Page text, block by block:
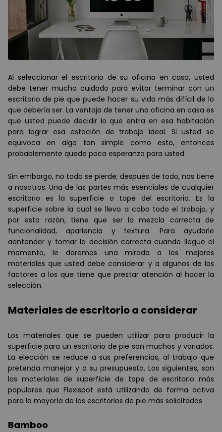
Al seleccionar el escritorio de su oficina en casa, usted
debe tener mucho cuidado para evitar terminar con un
escritorio de pie que puede hacer su vida más difícil de lo
que debería ser. La ventaja de tener una oficina en casa es
que usted puede decidir lo que entra en esa habitación
para lograr esa estación de trabajo ideal. Si usted se
equivoca en algo tan simple como esto, entonces
probablemente quede poca esperanza para usted.
Sin embargo, no todo se pierde; después de todo, nos tiene
a nosotros. Una de las partes más esenciales de cualquier
escritorio es la superficie o tope del escritorio. Es la
superficie sobre la cual se lleva a cabo todo el trabajo, y
por esta razón, tiene que ser la mezcla correcta de
funcionalidad, apariencia y textura. Para ayudarle
aentender y tomar la decisión correcta cuando llegue el
momento, le daremos una mirada a los mejores
materiales que usted debe considerar y a algunos de los
factores a los que tiene que prestar atención al hacer la
selección.
Materiales de escritorio a considerar
Los materiales que se pueden utilizar para producir la
superficie para un escritorio de pie son muchos y variados.
La elección se reduce a sus preferencias, al trabajo que
pretenda manejar y a su presupuesto. Los siguientes, son
los materiales de superficie de tope de escritorio más
populares que Flexispot está utilizando de forma activa
para la mayoría de los escritorios de pie más solicitados.
Bamboo